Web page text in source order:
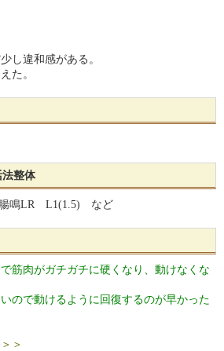
し違和感がある。
た。
整体
鳴LR L1(1.5) など
筋肉がガチガチに硬くなり、動けなくな
ので動けるように回復するのが早かった
＞